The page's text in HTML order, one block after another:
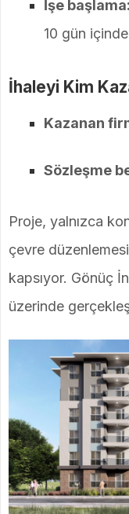
İşe başlama:
10 gün
İhaleyi Kim
Kazanan
Sözleşme
Proje, yalnızca
çevre düzenlemesi
kapsıyor. Gönüç
üzerinde